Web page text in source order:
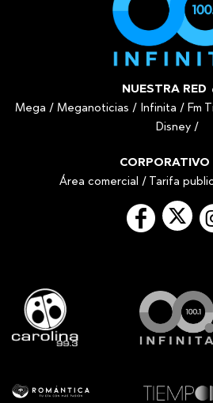
NUESTRA RED
Mega / Meganoticias / Infinita / Fm
Disney /
CORPORATIVO
Área comercial / Tarifa